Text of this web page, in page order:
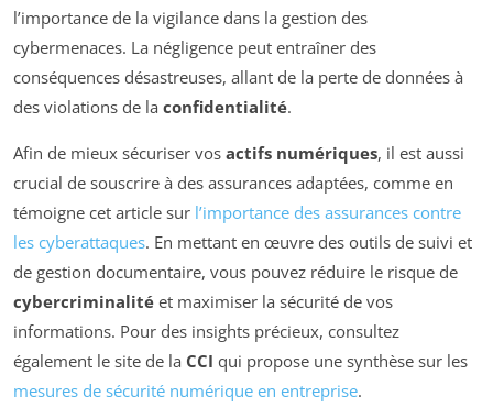
l’importance de la vigilance dans la gestion des
cybermenaces. La négligence peut entraîner des
conséquences désastreuses, allant de la perte de données à
des violations de la confidentialité.
Afin de mieux sécuriser vos actifs numériques, il est aussi
crucial de souscrire à des assurances adaptées, comme en
témoigne cet article sur l’importance des assurances contre
les cyberattaques. En mettant en œuvre des outils de suivi et
de gestion documentaire, vous pouvez réduire le risque de
cybercriminalité et maximiser la sécurité de vos
informations. Pour des insights précieux, consultez
également le site de la CCI qui propose une synthèse sur les
mesures de sécurité numérique en entreprise.